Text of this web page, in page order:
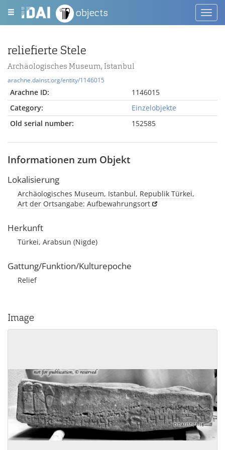
objects
reliefierte Stele
Archäologisches Museum, Istanbul
arachne.dainst.org/entity/1146015
Arachne ID:
1146015
Category:
Einzelobjekte
Old serial number:
152585
Informationen zum Objekt
Lokalisierung
Archäologisches Museum, Istanbul, Republik Türkei,
Art der Ortsangabe: Aufbewahrungsort
Herkunft
Türkei, Arabsun (Nigde)
Gattung/Funktion/Kulturepoche
Relief
Image